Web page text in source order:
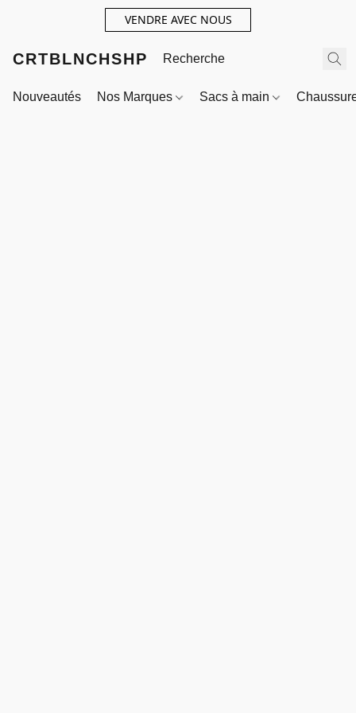
VENDRE AVEC NOUS
CRTBLNCHSHP
Nouveautés Nos Marques Sacs à main